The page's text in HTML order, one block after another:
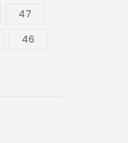
47
46